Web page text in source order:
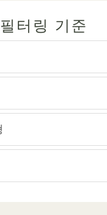
필터링 기준